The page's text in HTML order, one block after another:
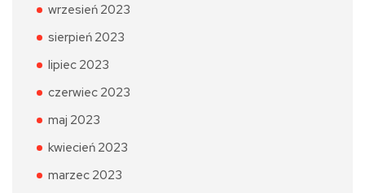
wrzesień 2023
sierpień 2023
lipiec 2023
czerwiec 2023
maj 2023
kwiecień 2023
marzec 2023